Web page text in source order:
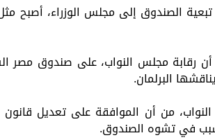
الصندوق إلى مجلس الوزراء، أصبح
أن رقابة مجلس النواب، على صندوق مصر
البرلمان.
من أن الموافقة على تعديل
في تشوه الصندوق.